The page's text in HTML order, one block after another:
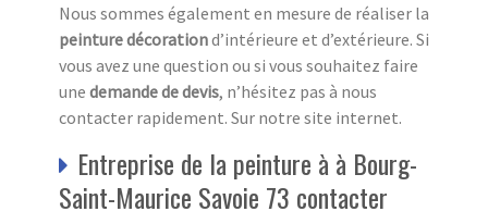
Nous sommes également en mesure de réaliser la
peinture décorationd’intérieure et d’extérieure. Si
vous avez une question ou si vous souhaitez faire
une demande de devis, n’hésitez pas à nous
contacter rapidement. Sur notre site internet.
Entreprise de la peinture à à Bourg-
Saint-Maurice Savoie 73 contacter